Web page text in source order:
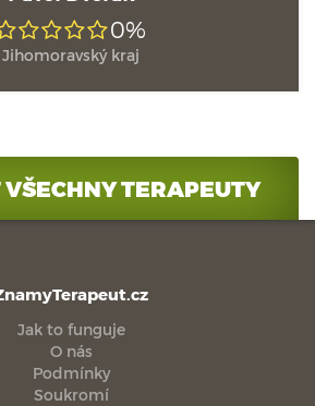
0%
Jihomoravský kraj
TERAPEUTY
Jak to funguje
O nás
Podmínky
Soukromí